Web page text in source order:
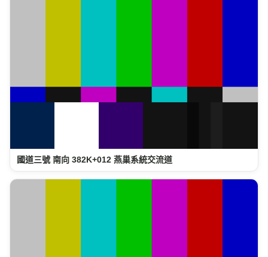
國道三號 南向 382K+012 燕巢系統交流道